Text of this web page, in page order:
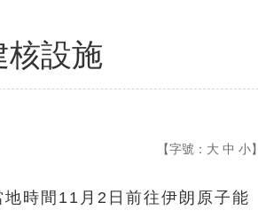
核設施
【字號： 大 中 小】
時間11月2日前往伊朗原子能